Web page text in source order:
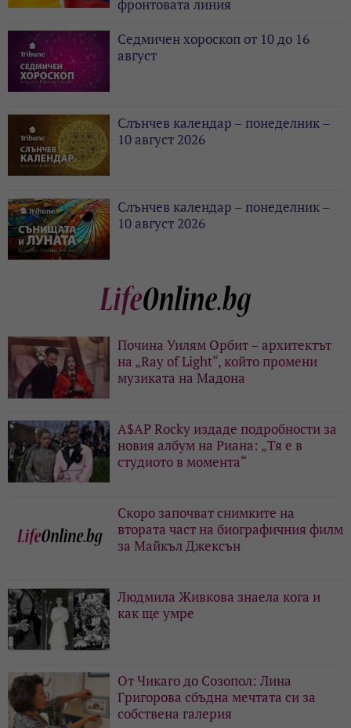
фронтовата линия
Седмичен хороскоп от 10 до 16
август
Слънчев календар – понеделник –
10 август 2026
Слънчев календар – понеделник –
10 август 2026
Почина Уилям Орбит – архитектът
на „Ray of Light“, който промени
музиката на Мадона
A$AP Rocky издаде подробности за
новия албум на Риана: „Тя е в
студиото в момента“
Скоро започват снимките на
втората част на биографичния филм
за Майкъл Джексън
Людмила Живкова знаела кога и
как ще умре
От Чикаго до Созопол: Лина
Григорова сбъдна мечтата си за
собствена галерия